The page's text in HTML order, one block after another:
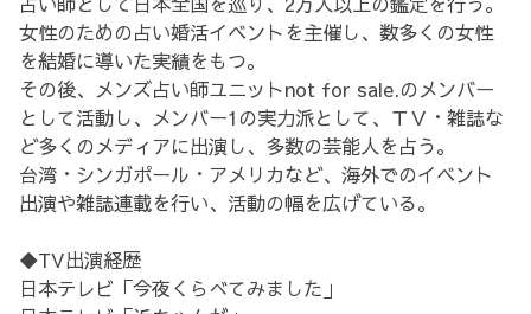
女性のための占い婚活イベントを主催し、数多くの女性
を結婚に導いた実績をもつ。
その後、メンズ占い師ユニットnot for sale.のメンバー
として活動し、メンバー1の実力派として、ＴＶ・雑誌な
ど多くのメディアに出演し、多数の芸能人を占う。
台湾・シンガポール・アメリカなど、海外でのイベント
出演や雑誌連載を行い、活動の幅を広げている。
◆TV出演経歴
日本テレビ「今夜くらべてみました」